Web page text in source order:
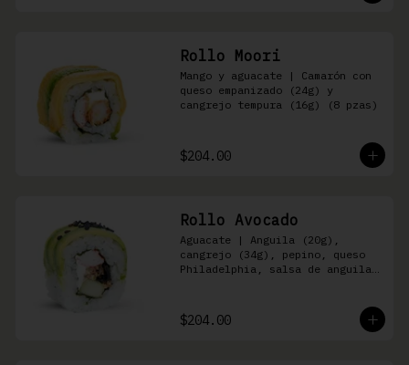
Rollo Moori
Mango y aguacate | Camarón con
queso empanizado (24g) y
cangrejo tempura (16g) (8 pzas)
$204.00
Rollo Avocado
Aguacate | Anguila (20g),
cangrejo (34g), pepino, queso
Philadelphia, salsa de anguila
$204.00